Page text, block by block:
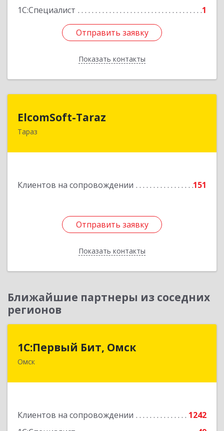
1С:Специалист
1
Отправить заявку
Показать контакты
Отправить заявку
Назад
ElcomSoft-Taraz
Тараз
Клиентов на сопровождении 151
Отправить заявку
Показать контакты
080000, Республика Казахстан, г.Тараз, 1-ый
Отправить заявку
Назад
Ближайшие партнеры из соседних
регионов
1С:Первый Бит, Омск
Омск
Клиентов на сопровождении
1242
644099, Омская обл, Омск г, Гагарина ул, дом №